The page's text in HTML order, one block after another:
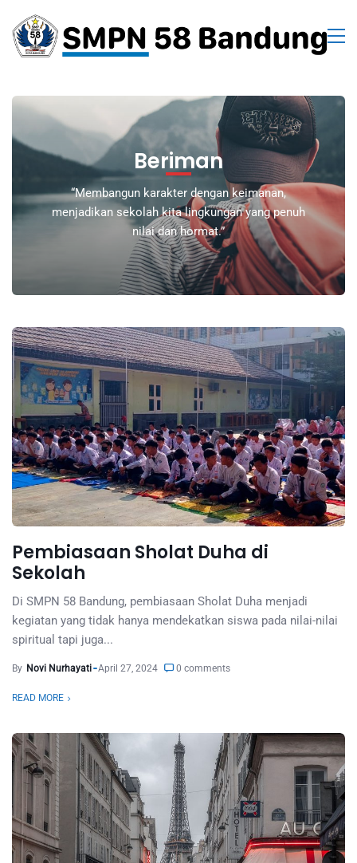
Beriman
“Membangun karakter dengan keimanan,
menjadikan sekolah kita lingkungan yang penuh
nilai dan hormat.”
Pembiasaan Sholat Duha di
Sekolah
Di SMPN 58 Bandung, pembiasaan Sholat Duha menjadi
kegiatan yang tidak hanya mendekatkan siswa pada nilai-nilai
spiritual tapi juga...
By Novi Nurhayati April 27, 2024 0 comments
READ MORE